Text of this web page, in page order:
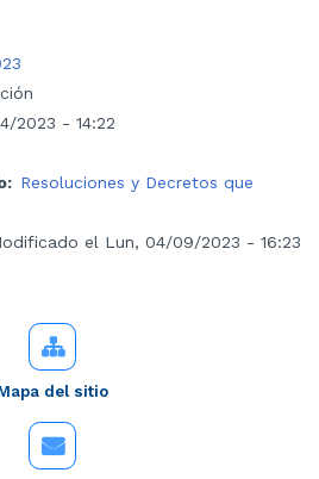
2023 - 14:22
Resoluciones y Decretos que
el Lun, 04/09/2023 - 16:23
del sitio